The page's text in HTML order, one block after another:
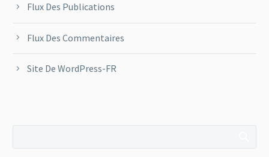
Flux Des Publications
Flux Des Commentaires
Site De WordPress-FR